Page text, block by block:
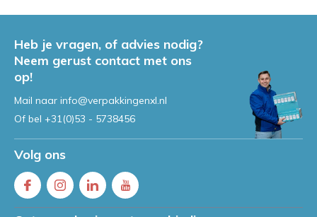
Heb je vragen, of advies nodig?
Neem gerust contact met ons
op!
Mail naar info@verpakkingenxl.nl
Of bel +31(0)53 - 5738456
Volg ons